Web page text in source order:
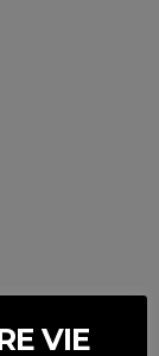
VIE